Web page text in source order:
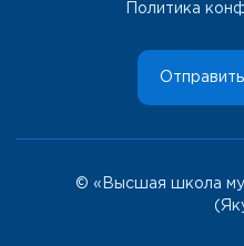
Политика
© «Высшая школа